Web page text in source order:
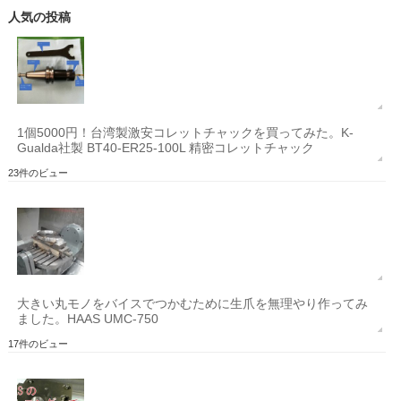
人気の投稿
1個5000円！台湾製激安コレットチャックを買ってみた。K-
Gualda社製 BT40-ER25-100L 精密コレットチャック
23件のビュー
大きい丸モノをバイスでつかむために生爪を無理やり作ってみ
ました。HAAS UMC-750
17件のビュー